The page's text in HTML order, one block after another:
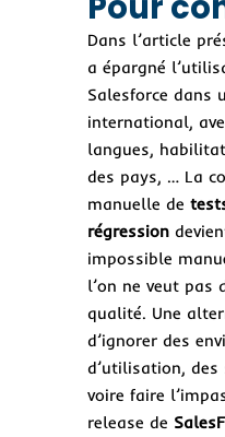
Dans l’article
a épargné
Salesforce dans
international,
langues,
des pays, … La
manuelle de
régression
impossible
l’on ne veut pas
qualité. Une
d’ignorer des
d’utilisation, des
voire faire
release de